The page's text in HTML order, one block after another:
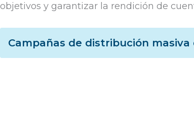
objetivos y garantizar la rendición de
Campañas de distribución